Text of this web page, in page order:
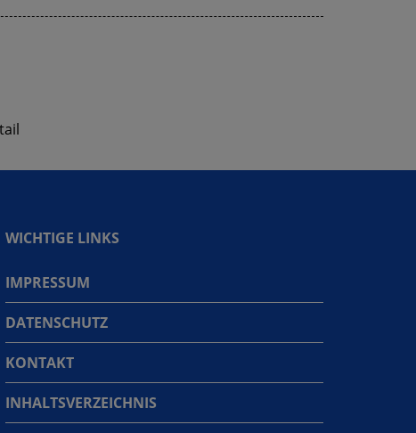
WICHTIGE LINKS
IMPRESSUM
DATENSCHUTZ
KONTAKT
INHALTSVERZEICHNIS